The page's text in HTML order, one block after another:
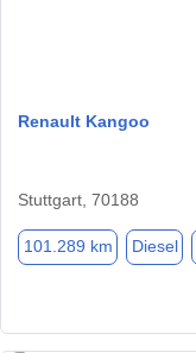
Renault Kangoo
Stuttgart, 70188
101.289 km Diesel